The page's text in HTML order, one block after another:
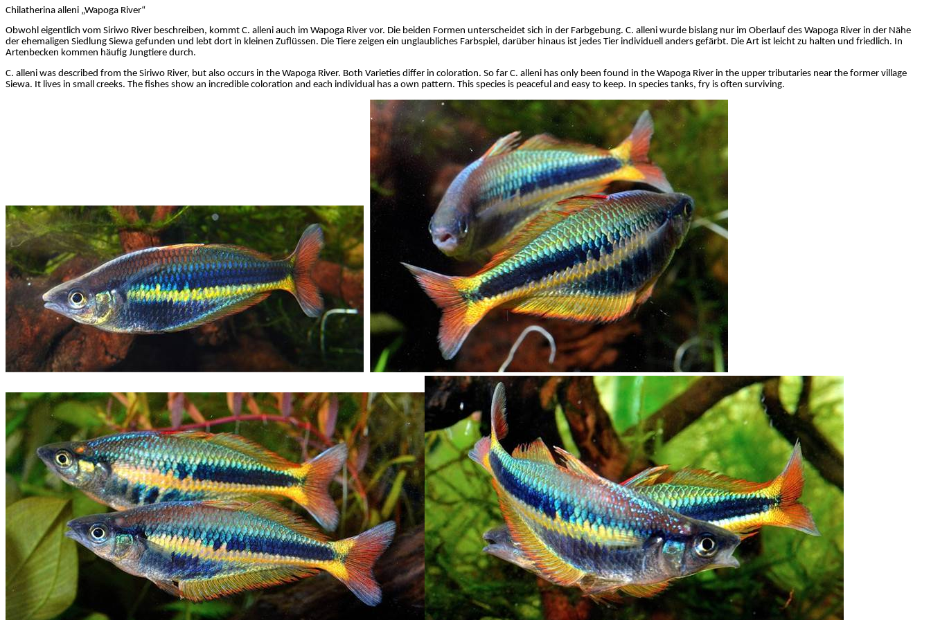
Chilatherina alleni „Wapoga River“
Obwohl eigentlich vom Siriwo River beschreiben, kommt C. alleni auch im Wapoga River vor. Die beiden Formen unterscheidet sich in der Farbgebung. C. alleni wurde bislang nur im Oberlauf des Wapoga River in der Nähe
der ehemaligen Siedlung Siewa gefunden und lebt dort in kleinen Zuflüssen. Die Tiere zeigen ein unglaubliches Farbspiel, darüber hinaus ist jedes Tier individuell anders gefärbt. Die Art ist leicht zu halten und friedlich. In
Artenbecken kommen häufig Jungtiere durch.
C. alleni was described from the Siriwo River, but also occurs in the Wapoga River. Both Varieties differ in coloration. So far C. alleni has only been found in the Wapoga River in the upper tributaries near the former village
Siewa. It lives in small creeks. The fishes show an incredible coloration and each individual has a own pattern. This species is peaceful and easy to keep. In species tanks, fry is often surviving.